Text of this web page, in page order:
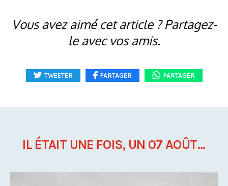
Vous avez aimé cet article ? Partagez-
le avec vos amis.
TWEETER PARTAGER PARTAGER
IL ÉTAIT UNE FOIS, UN 07 AOÛT...